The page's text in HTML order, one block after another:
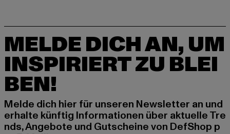
MELDE DICH AN, UM
INSPIRIERT ZU BLEI
BEN!
Melde dich hier für unseren Newsletter an und
erhalte künftig Informationen über aktuelle Tre
nds, Angebote und Gutscheine von DefShop p